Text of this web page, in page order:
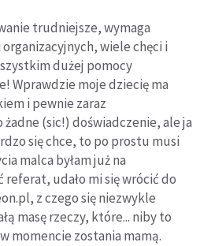
trudniejsze, wymaga
wiele chęci i
dużej pomocy
Wprawdzie moje dziecię ma
i pewnie zaraz
(sic!) doświadczenie, ale ja
się chce, to po prostu musi
malca byłam już na
referat, udało mi się wrócić do
z czego się niezwykle
masę rzeczy, które... niby to
momencie zostania mamą.